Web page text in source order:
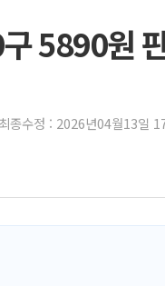
5890원
최종수정 : 2026년04월13일